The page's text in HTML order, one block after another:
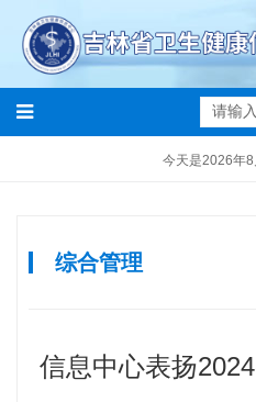
今天是2026年
综合管理
信息中心表扬